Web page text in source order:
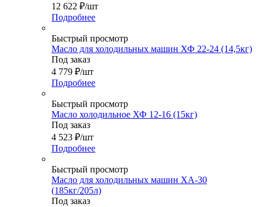
12 622 ₽/шт
Подробнее
Быстрый просмотр
Масло для холодильных машин ХФ 22-24 (14,5кг)
Под заказ
4 779 ₽/шт
Подробнее
Быстрый просмотр
Масло холодильное ХФ 12-16 (15кг)
Под заказ
4 523 ₽/шт
Подробнее
Быстрый просмотр
Масло для холодильных машин ХА-30
(185кг/205л)
Под заказ